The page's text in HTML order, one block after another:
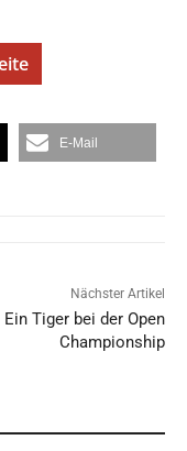
E-Mail
Nächster Artikel
Ein Tiger bei der Open
Championship